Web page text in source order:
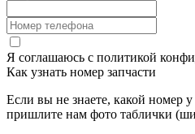
Я соглашаюсь с политикой
Как узнать номер запчасти
Если вы не знаете, какой номер у
пришлите нам фото таблички